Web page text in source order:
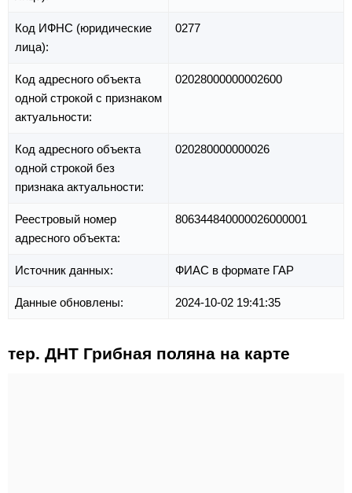
Код ИФНС (юридические
лица):
0277
Код адресного объекта
одной строкой с признаком
актуальности:
02028000000002600
Код адресного объекта
одной строкой без
признака актуальности:
020280000000026
Реестровый номер
адресного объекта:
806344840000026000001
Источник данных: ФИАС в формате ГАР
Данные обновлены: 2024-10-02 19:41:35
тер. ДНТ Грибная поляна на карте